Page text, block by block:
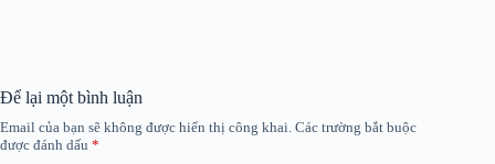
Để lại một bình luận
Email của bạn sẽ không được hiển thị công khai. Các trường bắt buộc
được đánh dấu *